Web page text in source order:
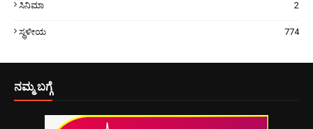
ಸಿನಿಮಾ 2
ಸ್ಥಳೀಯ 774
ನಮ್ಮ ಬಗ್ಗೆ